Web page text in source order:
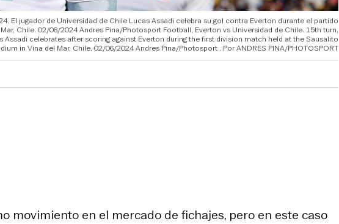
El jugador de Universidad de Chile Lucas Assadi celebra su gol contra Everton durante el partido
Chile. 02/06/2024 Andres Pina/Photosport Football, Everton vs Universidad de Chile. 15th turn,
celebrates after scoring against Everton during the first division match held at the Sausalito
in Vina del Mar, Chile. 02/06/2024 Andres Pina/Photosport
ANDRES PINA/PHOTOSPORT
movimiento en el mercado de fichajes, pero en este caso